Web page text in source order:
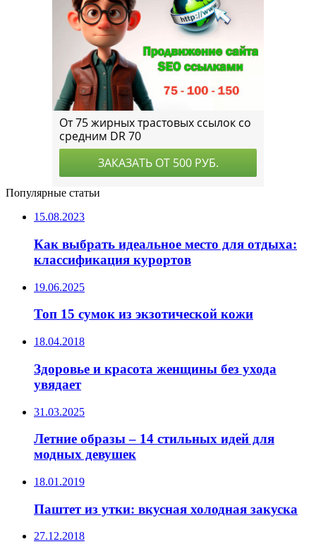
Популярные статьи
15.08.2023
Как выбрать идеальное место для отдыха:
классификация курортов
19.06.2025
Топ 15 сумок из экзотической кожи
18.04.2018
Здоровье и красота женщины без ухода
увядает
31.03.2025
Летние образы – 14 стильных идей для
модных девушек
18.01.2019
Паштет из утки: вкусная холодная закуска
27.12.2018